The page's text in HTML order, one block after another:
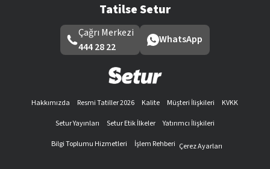
Tatilse Setur
Çağrı Merkezi
444 28 22
WhatsApp
Hakkımızda Resmi Tatiller 2026 Kalite Müşteri İlişkileri
KVKK
Setur Yayınları
Setur Etik İlkeler
Yatırımcı İlişkileri
Bilgi Toplumu Hizmetleri
İşlem Rehberi Çerez Ayarları